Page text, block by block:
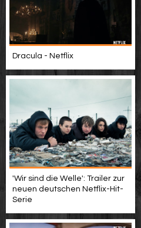
Dracula - Netflix
'Wir sind die Welle': Trailer zur
neuen deutschen Netflix-Hit-
Serie